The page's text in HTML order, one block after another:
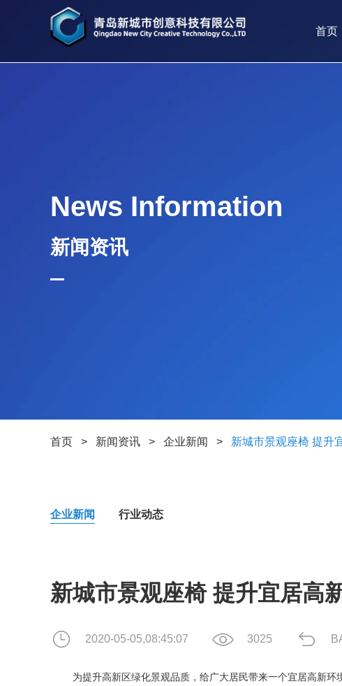
首页
News Information
新闻资讯
首页 > 新闻资讯 > 企业新闻 > 新城市景观座椅 提升
企业新闻 行业动态
新城市景观座椅 提升宜居高
2020-05-05,08:45:07 3025
为提升高新区绿化景观品质，给广大居民带来一个宜居高新环